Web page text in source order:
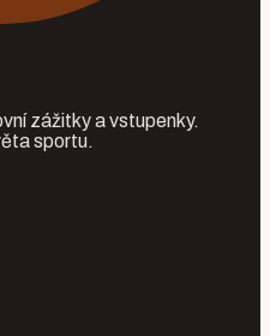
zážitky a vstupenky.
sportu.